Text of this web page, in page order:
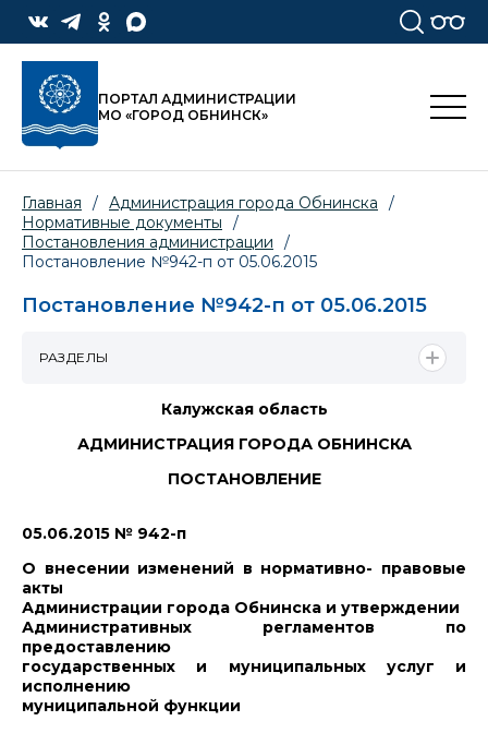
ПОРТАЛ АДМИНИСТРАЦИИ
МО «ГОРОД ОБНИНСК»
Главная / Администрация города Обнинска
/
Нормативные документы
/
Постановления администрации
/
Постановление №942-п от 05.06.2015
Постановление №942-п от 05.06.2015
Калужская область
АДМИНИСТРАЦИЯ ГОРОДА ОБНИНСКА
ПОСТАНОВЛЕНИЕ
05.06.2015 № 942-п
О внесении изменений в нормативно- правовые
акты
Администрации города Обнинска и утверждении
Административных регламентов по
предоставлению
государственных и муниципальных услуг и
исполнению
муниципальной функции
РАЗДЕЛЫ